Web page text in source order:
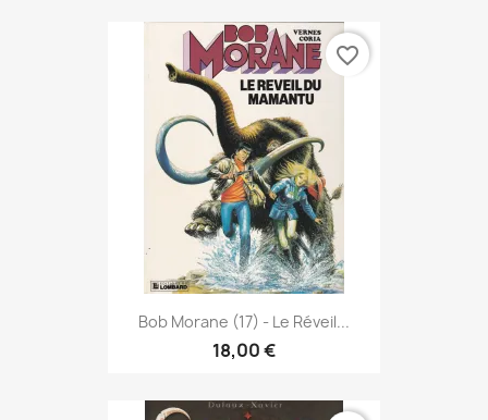
Bob Morane (17) - Le Réveil...
18,00 €
favorite_border